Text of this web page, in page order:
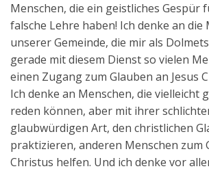
Menschen, die ein geistliches Gespür
falsche Lehre haben! Ich denke an die
unserer Gemeinde, die mir als
gerade mit diesem Dienst so vielen
einen Zugang zum Glauben an Jesus
Ich denke an Menschen, die vielleicht
reden können, aber mit ihrer
glaubwürdigen Art, den christlichen
praktizieren, anderen Menschen zum
Christus helfen. Und ich denke vor